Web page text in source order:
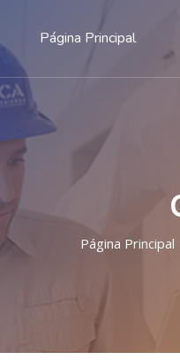
Página Principal
Página Principal